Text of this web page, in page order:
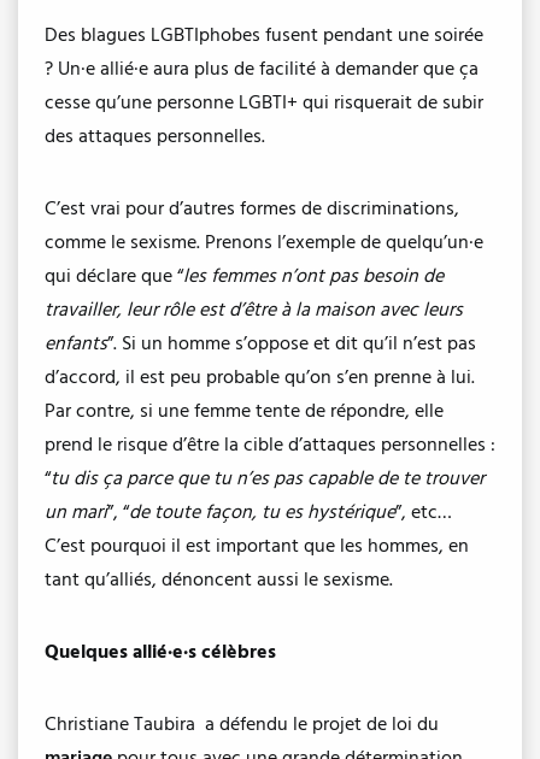
Des blagues LGBTIphobes fusent pendant une soirée
? Un·e allié·e aura plus de facilité à demander que ça
cesse qu’une personne LGBTI+ qui risquerait de subir
des attaques personnelles.
C’est vrai pour d’autres formes de discriminations,
comme le sexisme. Prenons l’exemple de quelqu’un·e
qui déclare que “les femmes n’ont pas besoin de
travailler, leur rôle est d’être à la maison avec leurs
enfants”. Si un homme s’oppose et dit qu’il n’est pas
d’accord, il est peu probable qu’on s’en prenne à lui.
Par contre, si une femme tente de répondre, elle
prend le risque d’être la cible d’attaques personnelles :
“tu dis ça parce que tu n’es pas capable de te trouver
un mari”, “de toute façon, tu es hystérique”, etc…
C’est pourquoi il est important que les hommes, en
tant qu’alliés, dénoncent aussi le sexisme.
Quelques allié·e·s célèbres
Christiane Taubira a défendu le projet de loi du